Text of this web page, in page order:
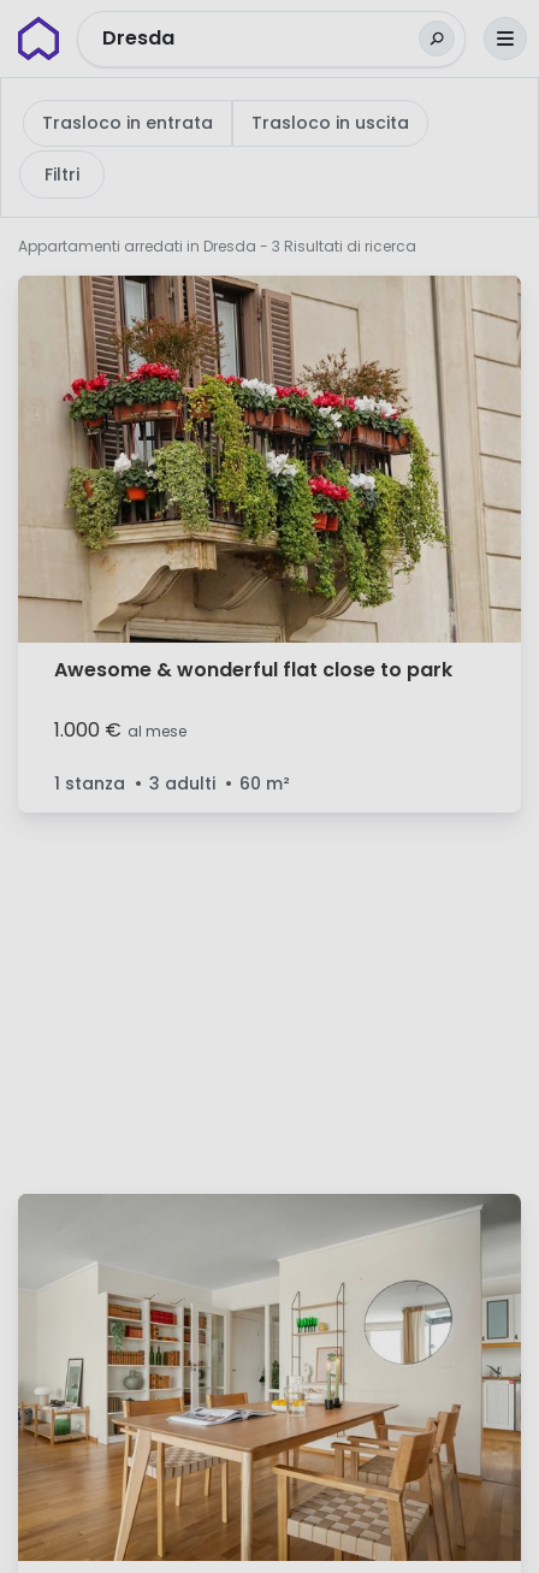
WunderflatsDresda
Trasloco in entrata Trasloco in uscita
Filtri
Appartamenti arredati in Dresda - 3 Risultati di ricerca
Awesome & wonderful flat close to park
1.000 € al mese
1 stanza 3 adulti 60 m²